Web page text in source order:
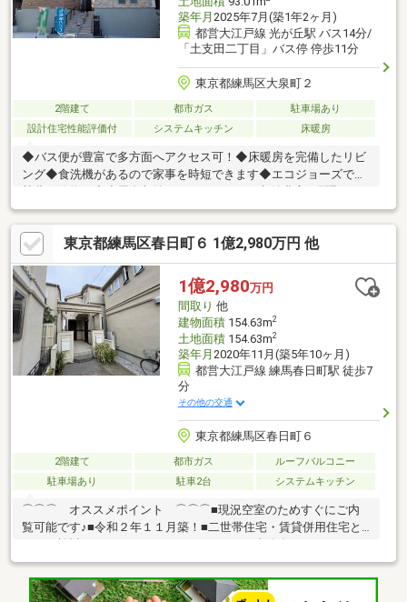
築年月 2025年7月(築1年2ヶ月)
都営大江戸線 光が丘駅 バス14分/
「土支田二丁目」バス停 停歩11分
東京都練馬区大泉町２
2階建て 都市ガス
駐車場あり
設計住宅性能評価付
システムキッチン 床暖房
◆バス便が豊富で多方面へアクセス可！◆床暖房を完備したリビ
ング◆食洗機があるので家事を時短できます◆エコジョーズで光
す◇lifeinformation◇・ファミリーマート 練馬大泉町一丁目店ま
で徒歩約7分・業務スーパー 練馬大泉店まで徒歩約9分■八坂中学
校まで徒歩約17分■大泉第一小学校まで徒歩約5分■区立 北大泉保
育園まで徒歩約8分■区立 北大泉幼稚園まで徒歩約5分
東京都練馬区春日町６ 1億2,980万円 他
1億2,980万円
間取り 他
建物面積154.63m2
土地面積154.63m2
築年月 2020年11月(築5年10ヶ月)
都営大江戸線 練馬春日町駅 徒歩7
分
その他の交通
東京都練馬区春日町６
2階建て 都市ガス
ルーフバルコニー
駐車場あり
駐車2台 システムキッチン
⌒⌒⌒ オススメポイント ⌒⌒⌒■現況空室のためすぐにご内
覧可能です♪■令和２年１１月築！■二世帯住宅・賃貸併用住宅と
＋２ＳＬＤＫ＋ロフト☆■収納に便利なWIC！■リビングを見渡せ
る対面式システムキッチン☆■都営大江戸線「練馬春日町」駅ま
で徒歩７分♪■都営大江戸線「光が丘」駅まで徒歩１０分☆＼ ご